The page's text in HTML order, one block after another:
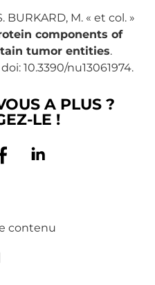
BURKARD, M. « et col. »
components of
tumor entities.
10.3390/nu13061974.
A PLUS ?
LE !
contenu